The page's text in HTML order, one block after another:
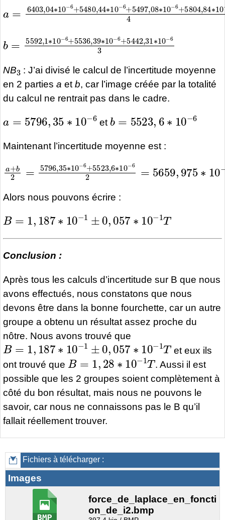
6403,04∗10−6+5480,44∗10−6+5497,
b 5592,1∗10−6+5536,39∗10−6+
NB
: J’ai divisé le calcul de l’incertitude moyenne
en 2 parties a etb, car l’image créée par la totalité
du calcul ne rentrait pas dans le cadre.
5796,35∗ 10 −6
et
b 5523,6 ∗ 10−6
Maintenant l’incertitude moyenne est :
a+b 5796,35∗10−6+5523 6∗10 −62
Alors nous pouvons écrire :
B= 187∗ 10−1± , 057∗10 − 1T
Conclusion :
Après tous les calculs d’incertitude sur B que nous
avons effectués, nous constatons que nous
devons être dans la bonne fourchette, car un autre
groupe a obtenu un résultat assez proche du
nôtre. Nous avons trouvé que
B=1,187∗10−1±0,057∗10 − 1T
et eux ils
ont trouvé que
B= 28∗ 10−1T
. Aussi il est
possible que les 2 groupes soient complètement à
côté du bon résultat, mais nous ne pouvons le
savoir, car nous ne connaissons pas le B qu’il
fallait réellement trouver.
Fichiers à télécharger :
Images
force_de_laplace_en_foncti
on_de_i2.bmp